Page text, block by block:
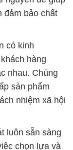
đảm bảo chất
có kinh
hàng
nhau. Chúng
sản phẩm
nhiệm xã hội
luôn sẵn sàng
chọn lựa và